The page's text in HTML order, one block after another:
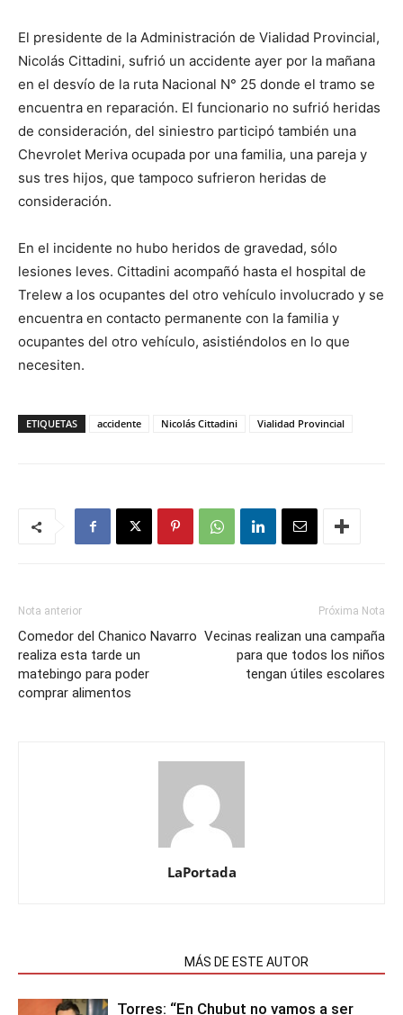
El presidente de la Administración de Vialidad Provincial,
Nicolás Cittadini, sufrió un accidente ayer por la mañana
en el desvío de la ruta Nacional N° 25 donde el tramo se
encuentra en reparación. El funcionario no sufrió heridas
de consideración, del siniestro participó también una
Chevrolet Meriva ocupada por una familia, una pareja y
sus tres hijos, que tampoco sufrieron heridas de
consideración.
En el incidente no hubo heridos de gravedad, sólo
lesiones leves. Cittadini acompañó hasta el hospital de
Trelew a los ocupantes del otro vehículo involucrado y se
encuentra en contacto permanente con la familia y
ocupantes del otro vehículo, asistiéndolos en lo que
necesiten.
ETIQUETAS accidente Nicolás Cittadini Vialidad Provincial
Nota anterior
Comedor del Chanico Navarro
realiza esta tarde un
matebingo para poder
comprar alimentos
Próxima Nota
Vecinas realizan una campaña
para que todos los niños
tengan útiles escolares
LaPortada
MÁS DE ESTE AUTOR
Torres: “En Chubut no vamos a ser